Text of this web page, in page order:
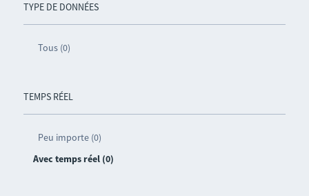
TYPE DE DONNÉES
Tous (0)
TEMPS RÉEL
Peu importe (0)
Avec temps réel (0)